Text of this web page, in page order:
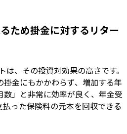
ため掛金に対するリター
、その投資対効果の高さです。
金にもかかわらず、増加する年
」と非常に効率が良く、年金受
った保険料の元本を回収できる